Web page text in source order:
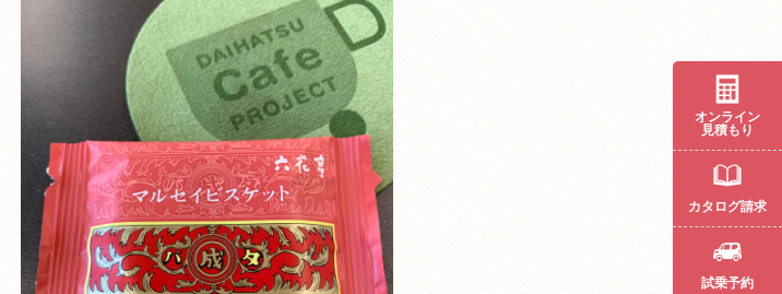
オンライン
見積もり
カタログ請求
試乗予約